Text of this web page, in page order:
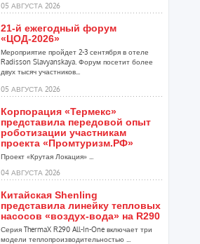
05 АВГУСТА 2026
21-й ежегодный форум
«ЦОД-2026»
Мероприятие пройдет 2-3 сентября в отеле
Radisson Slavyanskaya. Форум посетит более
двух тысяч участников...
05 АВГУСТА 2026
Корпорация «Термекс»
представила передовой опыт
роботизации участникам
проекта «Промтуризм.РФ»
Проект «Крутая Локация» ...
04 АВГУСТА 2026
Китайская Shenling
представила линейку тепловых
насосов «воздух-вода» на R290
Серия ThermaX R290 All-In-One включает три
модели теплопроизводительностью ...